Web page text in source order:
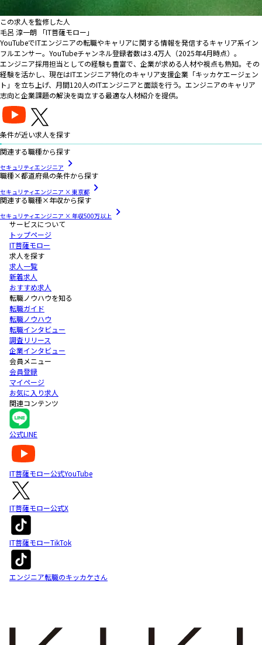
この求人を監修した人
毛呂 淳一朗 「IT菩薩モロー」
YouTubeでITエンジニアの転職やキャリアに関する情報を発信するキャリア系イン
フルエンサー。YouTubeチャンネル登録者数は3.4万人（2025年4月時点）。
エンジニア採用担当としての経験も豊富で、企業が求める人材や視点も熟知。その
経験を活かし、現在はITエンジニア特化のキャリア支援企業「キッカケエージェン
ト」を立ち上げ、月間120人のITエンジニアと面談を行う。エンジニアのキャリア
志向と企業課題の解決を両立する最適な人材紹介を提供。
条件が近い求人を探す
関連する職種から探す
セキュリティエンジニア
職種×都道府県の条件から探す
セキュリティエンジニア × 東京都
関連する職種×年収から探す
セキュリティエンジニア × 年収500万以上
サービスについて
トップページ
IT菩薩モロー
求人を探す
求人一覧
新着求人
おすすめ求人
転職ノウハウを知る
転職ガイド
転職ノウハウ
転職インタビュー
調査リリース
企業インタビュー
会員メニュー
会員登録
マイページ
お気に入り求人
関連コンテンツ
公式LINE
IT菩薩モロー公式YouTube
IT菩薩モロー公式X
IT菩薩モローTikTok
エンジニア転職のキッカケさん